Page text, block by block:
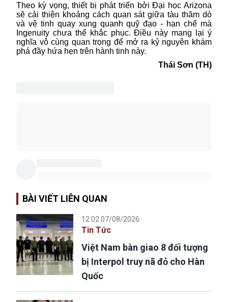
Theo kỳ vọng, thiết bị phát triển bởi Đại học Arizona
sẽ cải thiện khoảng cách quan sát giữa tàu thăm dò
và vệ tinh quay xung quanh quỹ đạo - hạn chế mà
Ingenuity chưa thể khắc phục. Điều này mang lại ý
nghĩa vô cùng quan trọng để mở ra kỷ nguyên khám
phá đầy hứa hẹn trên hành tinh này.
Thái Sơn (TH)
BÀI VIẾT LIÊN QUAN
12:02 07/08/2026
Tin Tức
Việt Nam bàn giao 8 đối tượng
bị Interpol truy nã đỏ cho Hàn
Quốc